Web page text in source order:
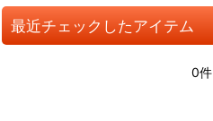
並び順:
最近チェックしたアイテム
0件